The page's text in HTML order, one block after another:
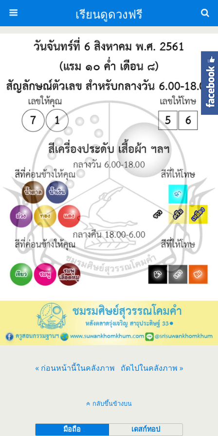
เรียนดูดวงฟรี
« ก่อนหน้านี้ในคลังภาพ ถัดไปในคลังภาพ »
กลับขึ้นข้างบน
มือถือ เดสก์ทอป